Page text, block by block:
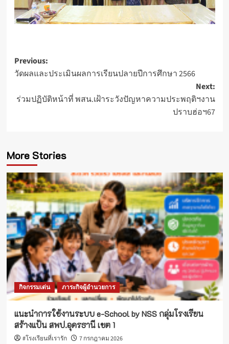
Post
navigation
Previous:
วัดผลและประเมินผลการเรียนปลายปีการศึกษา 2566
Next:
ร่วมปฏิบัติหน้าที่ พสน.เฝ้าระวังปัญหาความประพฤติฯงาน
ปราบฮ่อฯ67
More Stories
กิจกรรมเด่น ภาระกิจผู้อำนวยการ
แนะนำการใช้งานระบบ e-School by NSS กลุ่มโรงเรียน
สร้างแป้น สพป.อุดรธานี เขต 1
#โรงเรียนที่เรารัก 7 กรกฎาคม 2026